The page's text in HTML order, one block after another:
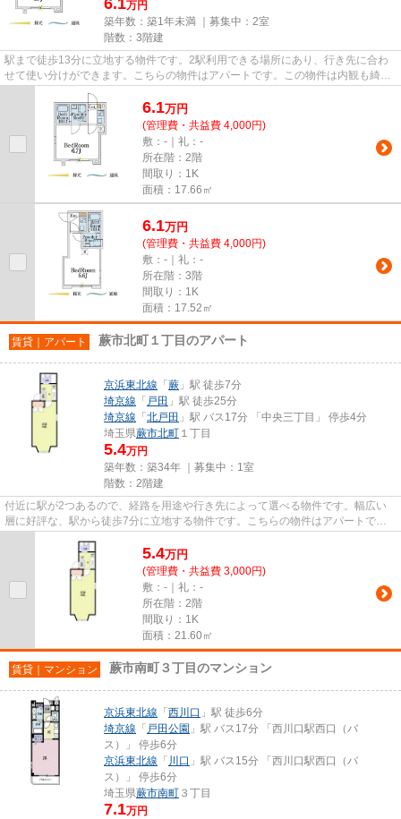
万円
築年数：築1年未満 ｜募集中： 2室
階数：3階建
駅まで徒歩13分に立地する物件です。2駅利用できる場所にあり、行き先に合わ
せて使い分けができます。こちらの物件はアパートです。この物件は内観も綺麗
で設備も充実した、2026年築と...
6.1万円
(管理費・共益費 4,000円)
敷：-｜礼：-
所在階：2階
間取り：1K
面積：17.66㎡
6.1万円
(管理費・共益費 4,000円)
敷：-｜礼：-
所在階：3階
間取り：1K
面積：17.52㎡
賃貸｜アパート 蕨市北町１丁目のアパート
京浜東北線 「 蕨 」駅 徒歩7分
埼京線 「 戸田 」駅 徒歩25分
埼京線 「 北戸田 」駅 バス17分 「中央三丁目」 停歩4分
埼玉県蕨市北町 １丁目
5.4万円
築年数：築34年 ｜募集中： 1室
階数：2階建
付近に駅が2つあるので、経路を用途や行き先によって選べる物件です。幅広い
層に好評な、駅から徒歩7分に立地する物件です。こちらの物件はアパートで
5.4万円
(管理費・共益費 3,000円)
敷：-｜礼：-
所在階：2階
間取り：1K
面積：21.60㎡
賃貸｜マンション 蕨市南町３丁目のマンション
京浜東北線 「 西川口 」駅 徒歩6分
埼京線 「 戸田公園 」駅 バス17分 「西川口駅西口（バ
ス）」 停歩6分
京浜東北線 「 川口 」駅 バス15分 「西川口駅西口（バ
ス）」 停歩6分
埼玉県蕨市南町 ３丁目
7.1万円